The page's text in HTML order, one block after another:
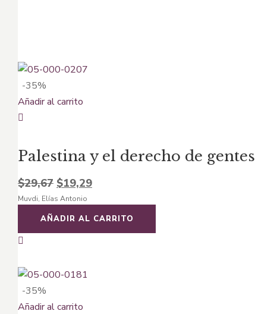
-35%
Añadir al carrito
Palestina y el derecho de gentes
$29,67 El
precio
original
era:
$19,29El
precio
actual
es:
Muvdi, Elías Antonio
AÑADIR AL CARRITO
-35%
Añadir al carrito